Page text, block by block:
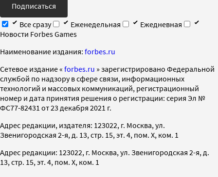
Подписаться
Все сразу
Еженедельная
Ежедневная
Новости Forbes Games
Наименование издания: forbes.ru
Cетевое издание « forbes.ru » зарегистрировано Федеральной
службой по надзору в сфере связи, информационных
технологий и массовых коммуникаций, регистрационный
номер и дата принятия решения о регистрации: серия Эл №
ФС77-82431 от 23 декабря 2021 г.
Адрес редакции, издателя: 123022, г. Москва, ул.
Звенигородская 2-я, д. 13, стр. 15, эт. 4, пом. X, ком. 1
Адрес редакции: 123022, г. Москва, ул. Звенигородская 2-я, д.
13, стр. 15, эт. 4, пом. X, ком. 1